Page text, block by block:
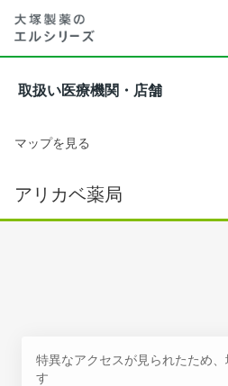
取扱い医療機関・店舗
マップを見る
アリカベ薬局
特異なアクセスが見られたため
す